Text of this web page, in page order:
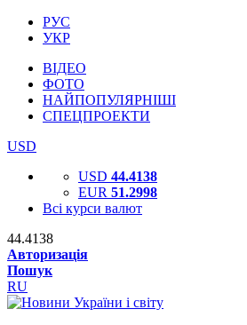
РУС
УКР
ВІДЕО
ФОТО
НАЙПОПУЛЯРНІШІ
СПЕЦПРОЕКТИ
USD
USD 44.4138
EUR 51.2998
Всі курси валют
44.4138
Авторизація
Пошук
RU